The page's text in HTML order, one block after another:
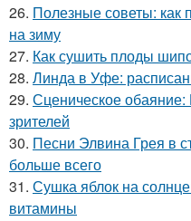
26. Полезные советы: как
на зиму
27. Как сушить плоды
28. Линда в Уфе:
29. Сценическое обаяние:
зрителей
30. Песни Элвина Грея в
больше всего
31. Сушка яблок на
витамины